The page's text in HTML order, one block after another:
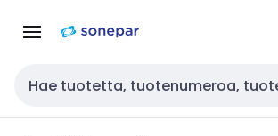
navigointiinsisältöön
Haku